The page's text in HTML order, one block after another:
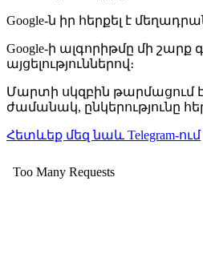
Google-ն իր հերքել է
Google-ի ալգորիթմը մի
այցելություններով։
Մարտի սկզբին թարմացում է
ժամանակ, ընկերությունը
Հետևեք մեզ նաև Telegram-ում